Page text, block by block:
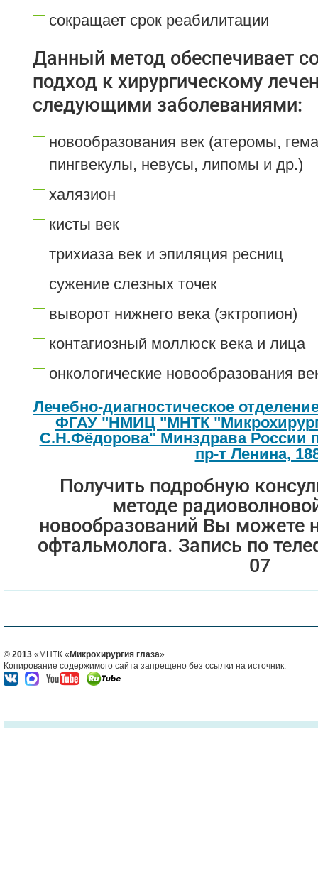
сокращает срок реабилитации
Данный метод обеспечивает
подход к хирургическому
следующими заболеваниями:
новообразования век (атеромы,
пингвекулы, невусы, липомы и др.)
халязион
кисты век
трихиаза век и эпиляция ресниц
сужение слезных точек
выворот нижнего века (эктропион)
контагиозный моллюск века и лица
онкологические новообразования
Лечебно-диагностическое
ФГАУ "НМИЦ "МНТК
С.Н.Фёдорова" Минздрава России
пр-т Ленина,
Получить подробную
методе
новообразований Вы можете
офтальмолога. Запись по
07
© 2013 «МНТК « Микрохирургия глаза»
Копирование содержимого сайта запрещено без ссылки на источник.